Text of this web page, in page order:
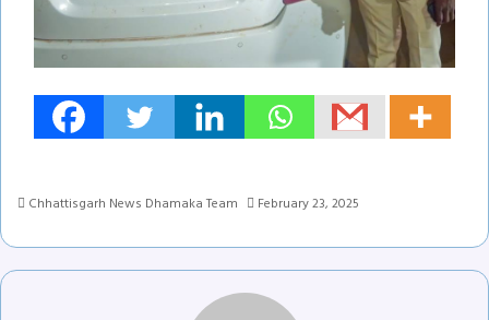
Chhattisgarh News Dhamaka Team February 23, 2025